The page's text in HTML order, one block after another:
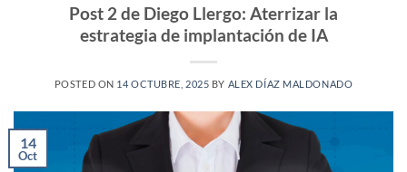
Post 2 de Diego Llergo: Aterrizar la
estrategia de implantación de IA
POSTED ON 14 OCTUBRE, 2025 BY ALEX DÍAZ MALDONADO
14
Oct